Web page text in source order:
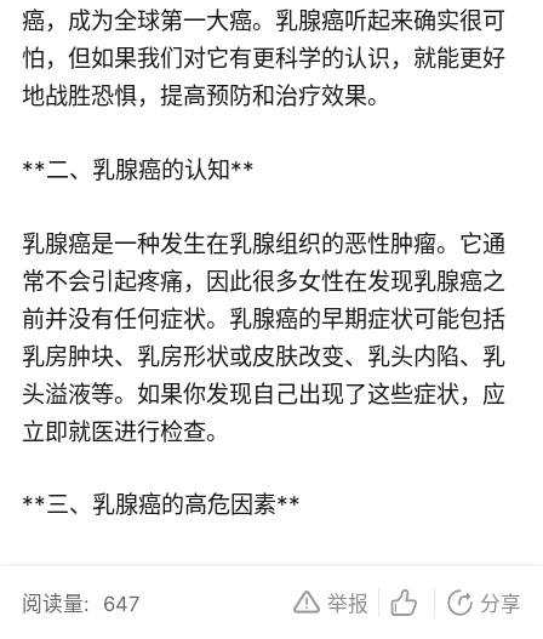
癌，成为全球第一大癌。乳腺癌听起来确实很可
怕，但如果我们对它有更科学的认识，就能更好
地战胜恐惧，提高预防和治疗效果。
**二、乳腺癌的认知**
乳腺癌是一种发生在乳腺组织的恶性肿瘤。它通
常不会引起疼痛，因此很多女性在发现乳腺癌之
前并没有任何症状。乳腺癌的早期症状可能包括
乳房肿块、乳房形状或皮肤改变、乳头内陷、乳
头溢液等。如果你发现自己出现了这些症状，应
立即就医进行检查。
**三、乳腺癌的高危因素**
素、生活方式和环境等。一般来说，女性在 40
阅读量: 647 举报 分享